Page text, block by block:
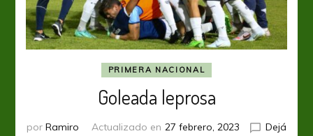
PRIMERA NACIONAL
Goleada leprosa
por Ramiro Actualizado en 27 febrero, 2023
Dejá